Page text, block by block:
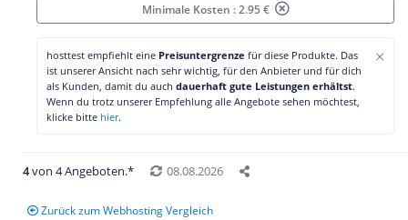
Minimale Kosten : 2.95 €
×
hosttest empfiehlt eine Preisuntergrenze für diese Produkte. Das
ist unserer Ansicht nach sehr wichtig, für den Anbieter und für dich
als Kunden, damit du auch dauerhaft gute Leistungen erhältst.
Wenn du trotz unserer Empfehlung alle Angebote sehen möchtest,
klicke bitte hier.
4von 4 Angeboten.* 08.08.2026
Zurück zum Webhosting Vergleich